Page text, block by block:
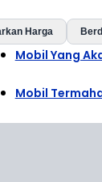
Harga
Mobil Yang
Mobil